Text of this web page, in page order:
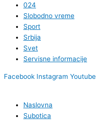
024
Slobodno vreme
Sport
Srbija
Svet
Servisne informacije
Facebook Instagram Youtube
Naslovna
Subotica